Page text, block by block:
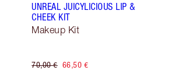
UNREAL JUICYLICIOUS LIP &
CHEEK KIT
Makeup Kit
70,00 € 66,50 €